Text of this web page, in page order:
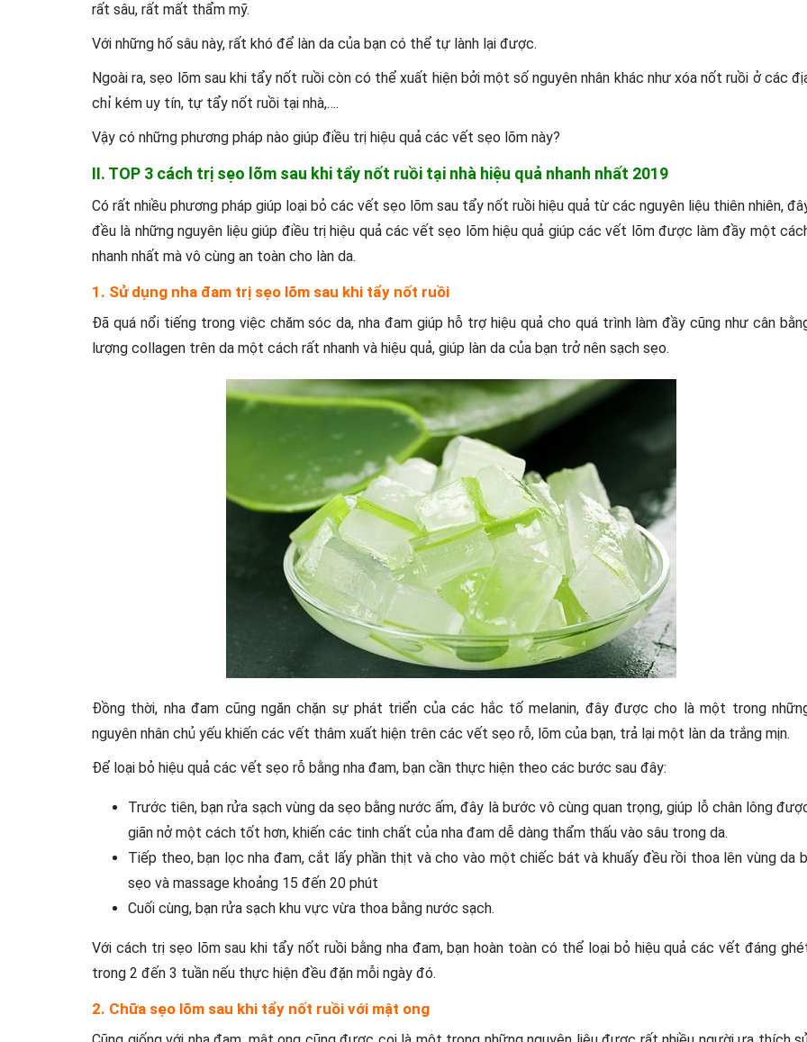
rất sâu, rất mất thẩm mỹ.
Với những hố sâu này, rất khó để làn da của bạn có thể tự lành lại được.
Ngoài ra, sẹo lõm sau khi tẩy nốt ruồi còn có thể xuất hiện bởi một số nguyên nhân khác như xóa nốt ruồi ở các
chỉ kém uy tín, tự tẩy nốt ruồi tại nhà,….
Vậy có những phương pháp nào giúp điều trị hiệu quả các vết sẹo lõm này?
II. TOP 3 cách trị sẹo lõm sau khi tẩy nốt ruồi tại nhà hiệu quả nhanh nhất 2019
Có rất nhiều phương pháp giúp loại bỏ các vết sẹo lõm sau tẩy nốt ruồi hiệu quả từ các nguyên liệu thiên nhiên,
đều là những nguyên liệu giúp điều trị hiệu quả các vết sẹo lõm hiệu quả giúp các vết lõm được làm đầy một
nhanh nhất mà vô cùng an toàn cho làn da.
1. Sử dụng nha đam trị sẹo lõm sau khi tẩy nốt ruồi
Đã quá nổi tiếng trong việc chăm sóc da, nha đam giúp hỗ trợ hiệu quả cho quá trình làm đầy cũng như cân
lượng collagen trên da một cách rất nhanh và hiệu quả, giúp làn da của bạn trở nên sạch sẹo.
Đồng thời, nha đam cũng ngăn chặn sự phát triển của các hắc tố melanin, đây được cho là một trong
nguyên nhân chủ yếu khiến các vết thâm xuất hiện trên các vết sẹo rỗ, lõm của bạn, trả lại một làn da trắng mịn.
Để loại bỏ hiệu quả các vết sẹo rỗ bằng nha đam, bạn cần thực hiện theo các bước sau đây:
Trước tiên, bạn rửa sạch vùng da sẹo bằng nước ấm, đây là bước vô cùng quan trọng, giúp lỗ chân lông
giãn nở một cách tốt hơn, khiến các tinh chất của nha đam dễ dàng thẩm thấu vào sâu trong da.
Tiếp theo, bạn lọc nha đam, cắt lấy phần thịt và cho vào một chiếc bát và khuấy đều rồi thoa lên vùng da
sẹo và massage khoảng 15 đến 20 phút
Cuối cùng, bạn rửa sạch khu vực vừa thoa bằng nước sạch.
Với cách trị sẹo lõm sau khi tẩy nốt ruồi bằng nha đam, bạn hoàn toàn có thể loại bỏ hiệu quả các vết đáng
trong 2 đến 3 tuần nếu thực hiện đều đặn mỗi ngày đó.
2. Chữa sẹo lõm sau khi tẩy nốt ruồi với mật ong